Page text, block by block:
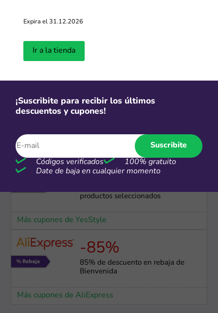
Más cupones de Shopee
Hasta 73% de descuento en super
ofertas
Más cupones de SHEIN
-50%
productos seleccionados
Más cupones de YesStyle
-85%
85% de descuento en rebaja de
Bienvenida
Más cupones de AliExpress
Expira el 31.12.2026
Ir a la tienda
¡Suscribite para recibir los últimos
descuentos y cupones!
Suscribite
Códigos verificados
100% gratuito
Date de baja en cualquier momento